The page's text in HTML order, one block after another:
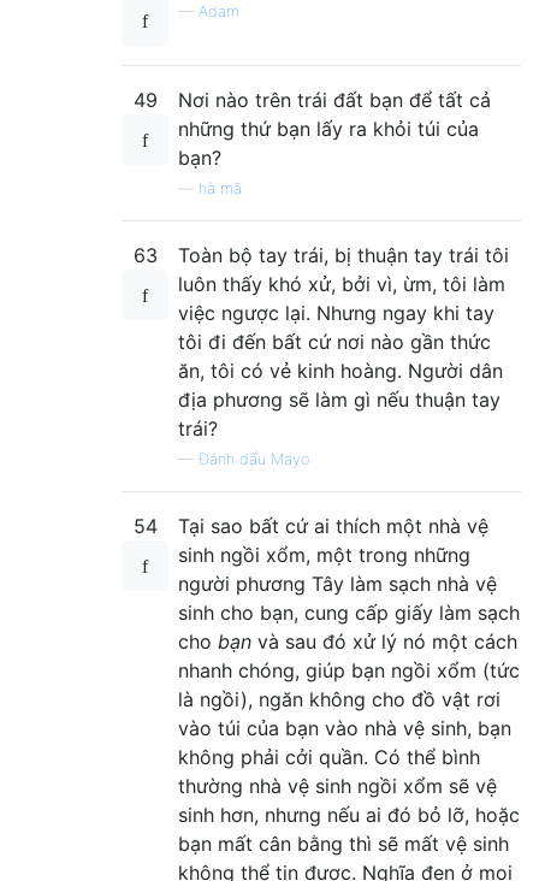
— Adam
49
Nơi nào trên trái đất bạn để tất cả
những thứ bạn lấy ra khỏi túi của
bạn?
hà mã
63
Toàn bộ tay trái, bị thuận tay trái tôi
luôn thấy khó xử, bởi vì, ừm, tôi làm
việc ngược lại. Nhưng ngay khi tay
tôi đi đến bất cứ nơi nào gần thức
ăn, tôi có vẻ kinh hoàng. Người dân
địa phương sẽ làm gì nếu thuận tay
trái?
— Đánh dấu Mayo
54
Tại sao bất cứ ai thích một nhà vệ
sinh ngồi xổm, một trong những
người phương Tây làm sạch nhà vệ
sinh cho bạn, cung cấp giấy làm sạch
cho bạn và sau đó xử lý nó một cách
nhanh chóng, giúp bạn ngồi xổm (tức
là ngồi), ngăn không cho đồ vật rơi
vào túi của bạn vào nhà vệ sinh, bạn
không phải cởi quần. Có thể bình
thường nhà vệ sinh ngồi xổm sẽ vệ
sinh hơn, nhưng nếu ai đó bỏ lỡ, hoặc
bạn mất cân bằng thì sẽ mất vệ sinh
không thể tin được. Nghĩa đen ở mọi